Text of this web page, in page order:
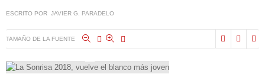
ESCRITO POR JAVIER G. PARADELO
TAMAÑO DE LA FUENTE